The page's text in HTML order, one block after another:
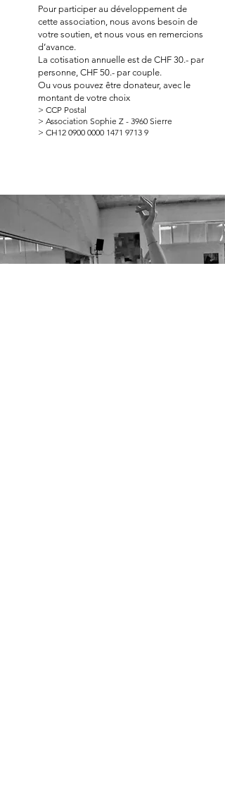
Pour participer au développement de
cette association, nous avons besoin de
votre soutien, et nous vous en remercions
d’avance.
La cotisation annuelle est de CHF 30.- par
personne, CHF 50.- par couple.
Ou vous pouvez être donateur, avec le
montant de votre choix
> CCP Postal
> Association Sophie Z - 3960 Sierre
> CH12 0900 0000 1471 9713 9